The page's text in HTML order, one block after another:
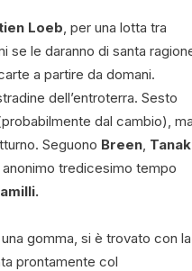
Loeb, per una lotta tra
se le daranno di santa
a partire da domani.
dell’entroterra. Sesto
dal cambio), ma
Seguono Breen, Tanak
tredicesimo tempo
gomma, si è trovato con la
prontamente col